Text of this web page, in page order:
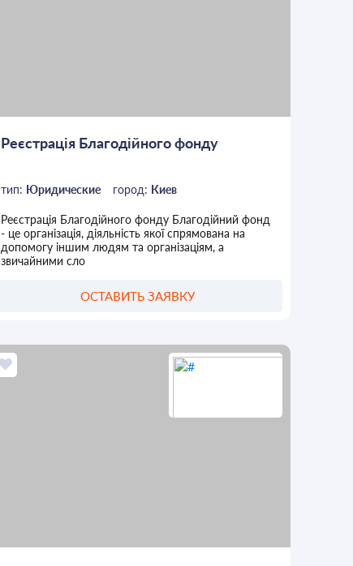
Реєстрація Благодійного фонду
тип: Юридические город: Киев
Реєстрація Благодійного фонду Благодійний фонд
- це організація, діяльність якої спрямована на
допомогу іншим людям та організаціям, а
звичайними сло
ОСТАВИТЬ ЗАЯВКУ